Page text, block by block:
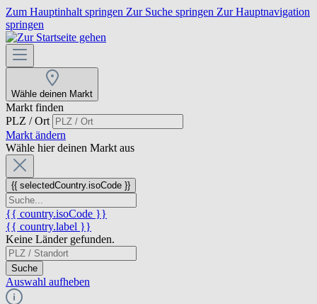
Zum Hauptinhalt springen Zur Suche springen Zur Hauptnavigation
springen
Wähle deinen Markt
Markt finden
PLZ / Ort
Markt ändern
Wähle hier deinen Markt aus
{{ selectedCountry.isoCode }}
{{ country.isoCode }}
{{ country.label }}
Keine Länder gefunden.
Suche
Auswahl aufheben